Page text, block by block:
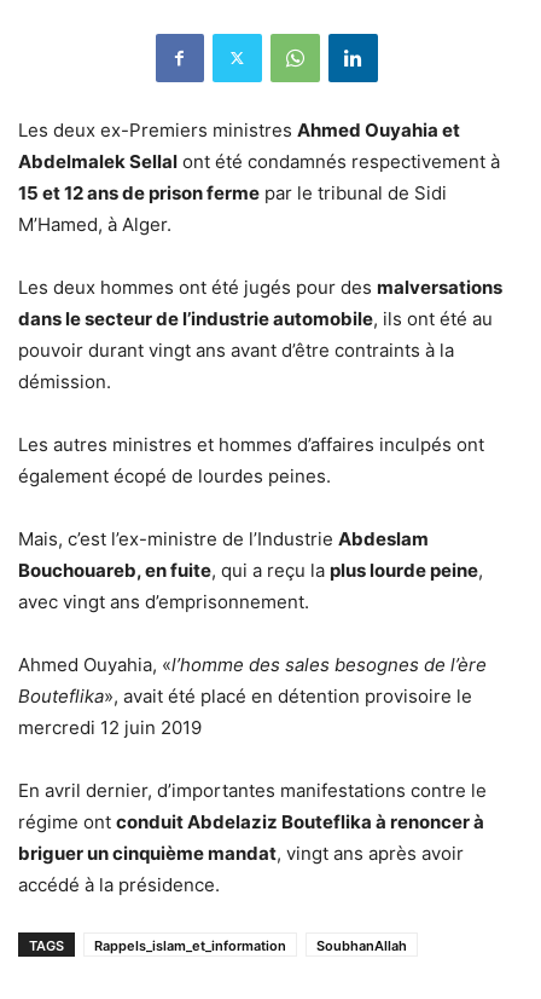
Les deux ex-Premiers ministres Ahmed Ouyahia et
Abdelmalek Sellal ont été condamnés respectivement à
15 et 12 ans de prison ferme par le tribunal de Sidi
M’Hamed, à Alger.
Les deux hommes ont été jugés pour des malversations
dans le secteur de l’industrie automobile, ils ont été au
pouvoir durant vingt ans avant d’être contraints à la
démission.
Les autres ministres et hommes d’affaires inculpés ont
également écopé de lourdes peines.
Mais, c’est l’ex-ministre de l’Industrie Abdeslam
Bouchouareb, en fuite, qui a reçu la plus lourde peine,
avec vingt ans d’emprisonnement.
Ahmed Ouyahia, «l’homme des sales besognes de l’ère
Bouteflika», avait été placé en détention provisoire le
mercredi 12 juin 2019
En avril dernier, d’importantes manifestations contre le
régime ont conduit Abdelaziz Bouteflika à renoncer à
briguer un cinquième mandat, vingt ans après avoir
accédé à la présidence.
TAGS Rappels_islam_et_information SoubhanAllah